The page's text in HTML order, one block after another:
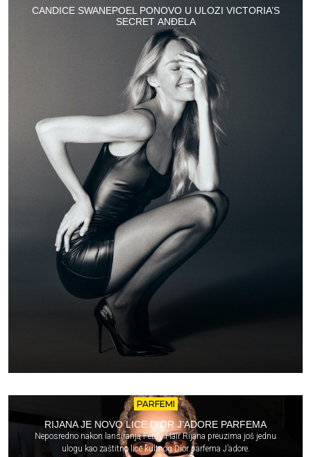
CANDICE SWANEPOEL PONOVO U ULOZI VICTORIA’S
SECRET ANĐELA
PARFEMI
RIJANA JE NOVO LICE DIOR J’ADORE PARFEMA
Neposredno nakon lansiranja Fenty Hair Rijana preuzima još jednu
ulogu kao zaštitno lice kultnog Dior parfema J’adore.